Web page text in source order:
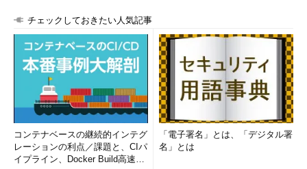
チェックしておきたい人気記事
コンテナベースの継続的インテグ
レーションの利点／課題と、CIパ
イプライン、Docker Build高速化
「電子署名」とは、「デジタル署
名」とは